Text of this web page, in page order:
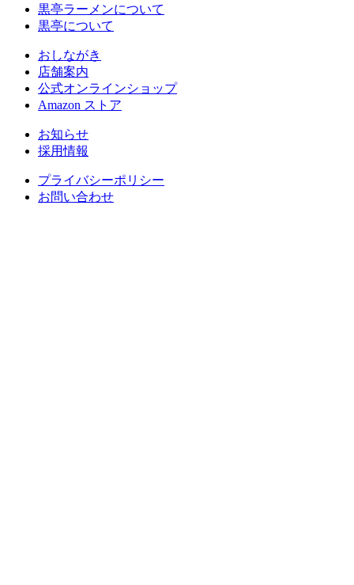
黒亭ラーメンについて
黒亭について
おしながき
店舗案内
公式オンラインショップ
Amazon ストア
お知らせ
採用情報
プライバシーポリシー
お問い合わせ